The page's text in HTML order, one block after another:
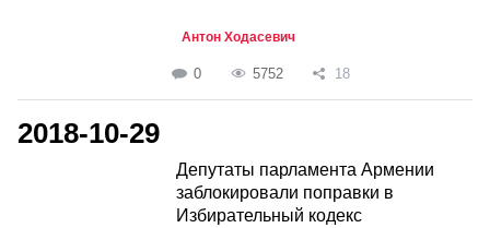
Антон Ходасевич
0 5752 18
2018-10-29
Депутаты парламента Армении
заблокировали поправки в
Избирательный кодекс